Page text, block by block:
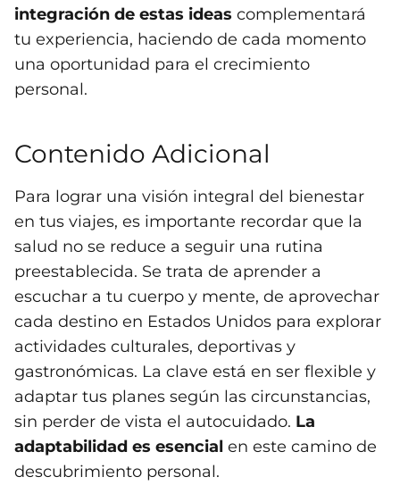
integración de estas ideas complementará
tu experiencia, haciendo de cada momento
una oportunidad para el crecimiento
personal.
Contenido Adicional
Para lograr una visión integral del bienestar
en tus viajes, es importante recordar que la
salud no se reduce a seguir una rutina
preestablecida. Se trata de aprender a
escuchar a tu cuerpo y mente, de aprovechar
cada destino en Estados Unidos para explorar
actividades culturales, deportivas y
gastronómicas. La clave está en ser flexible y
adaptar tus planes según las circunstancias,
sin perder de vista el autocuidado. La
adaptabilidad es esencial en este camino de
descubrimiento personal.